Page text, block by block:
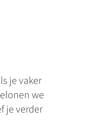
je vaker
we
je verder